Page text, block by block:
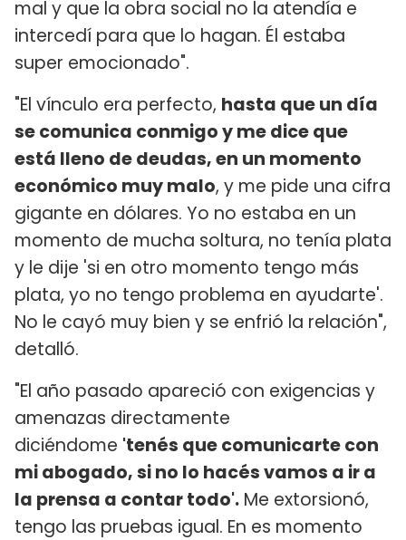
mal y que la obra social no la atendía e
intercedí para que lo hagan. Él estaba
super emocionado".
"El vínculo era perfecto, hasta que un día
se comunica conmigo y me dice que
está lleno de deudas, en un momento
económico muy malo, y me pide una cifra
gigante en dólares. Yo no estaba en un
momento de mucha soltura, no tenía plata
y le dije 'si en otro momento tengo más
plata, yo no tengo problema en ayudarte'.
No le cayó muy bien y se enfrió la relación",
detalló.
"El año pasado apareció con exigencias y
amenazas directamente
diciéndome 'tenés que comunicarte con
mi abogado, si no lo hacés vamos a ir a
la prensa a contar todo'. Me extorsionó,
tengo las pruebas igual. En es momento